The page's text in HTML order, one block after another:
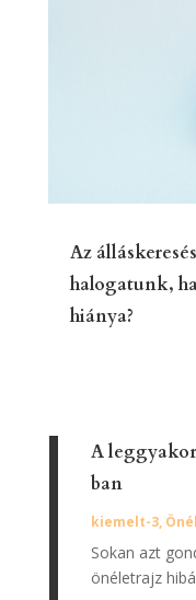
Az
halogatunk,
hiánya?
A
ban
kiemelt-3,
Sokan azt
önéletrajz